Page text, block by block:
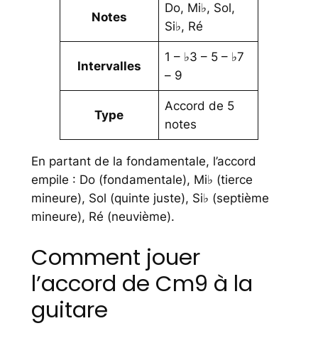
Notes
Do, Mi♭, Sol,
Si♭, Ré
Intervalles
1 – ♭3 – 5 – ♭7
– 9
Type
Accord de 5
notes
En partant de la fondamentale, l’accord
empile : Do (fondamentale), Mi♭ (tierce
mineure), Sol (quinte juste), Si♭ (septième
mineure), Ré (neuvième).
Comment jouer
l’accord de Cm9 à la
guitare